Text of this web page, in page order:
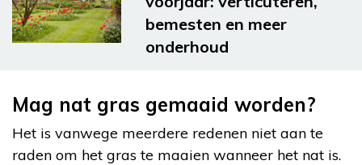
bemesten en meer
onderhoud
Mag nat gras gemaaid worden?
Het is vanwege meerdere redenen niet aan te
raden om het gras te maaien wanneer het nat is.